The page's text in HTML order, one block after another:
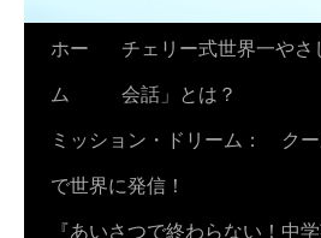
ホー
ム
チェリー式世界一や
会話」とは？
ミッション・ドリーム： ク
で世界に発信！
『あいさつで終わらない！中